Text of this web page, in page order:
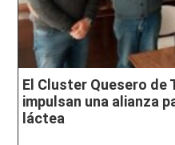
El Cluster Quesero de
impulsan una alianza
láctea